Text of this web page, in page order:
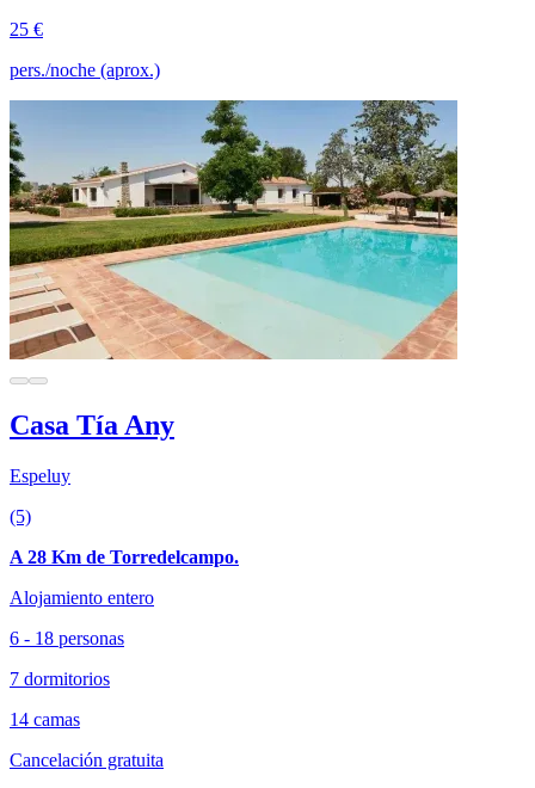
25 €
pers./noche (aprox.)
Casa Tía Any
Espeluy
(5)
A 28 Km de Torredelcampo.
Alojamiento entero
6 - 18 personas
7 dormitorios
14 camas
Cancelación gratuita